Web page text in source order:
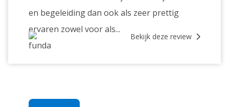
en begeleiding dan ook als zeer prettig
ervaren zowel voor als...
Bekijk deze review